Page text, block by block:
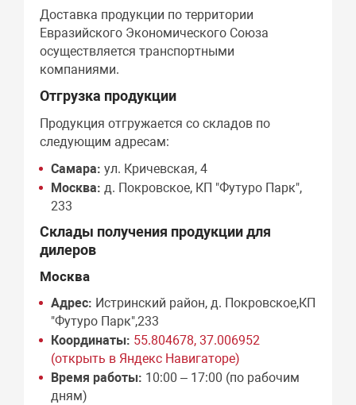
Доставка продукции по территории
Евразийского Экономического Союза
осуществляется транспортными
компаниями.
Отгрузка продукции
Продукция отгружается со складов по
следующим адресам:
Самара: ул. Кричевская, 4
Москва: д. Покровское, КП "Футуро Парк",
233
Склады получения продукции для
дилеров
Москва
Адрес: Истринский район, д. Покровское,КП
"Футуро Парк",233
Координаты: 55.804678, 37.006952
(открыть в Яндекс Навигаторе)
Время работы: 10:00 – 17:00 (по рабочим
дням)